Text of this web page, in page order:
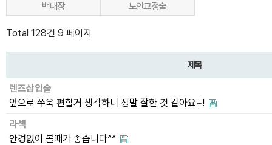
백내장
노안교정술
Total 128건 9 페이지
제목
렌즈삽입술
앞으로 쭈욱 편할거 생각하니 정말 잘한 것 같아요~!
라섹
안경없이 볼때가 좋습니다^^